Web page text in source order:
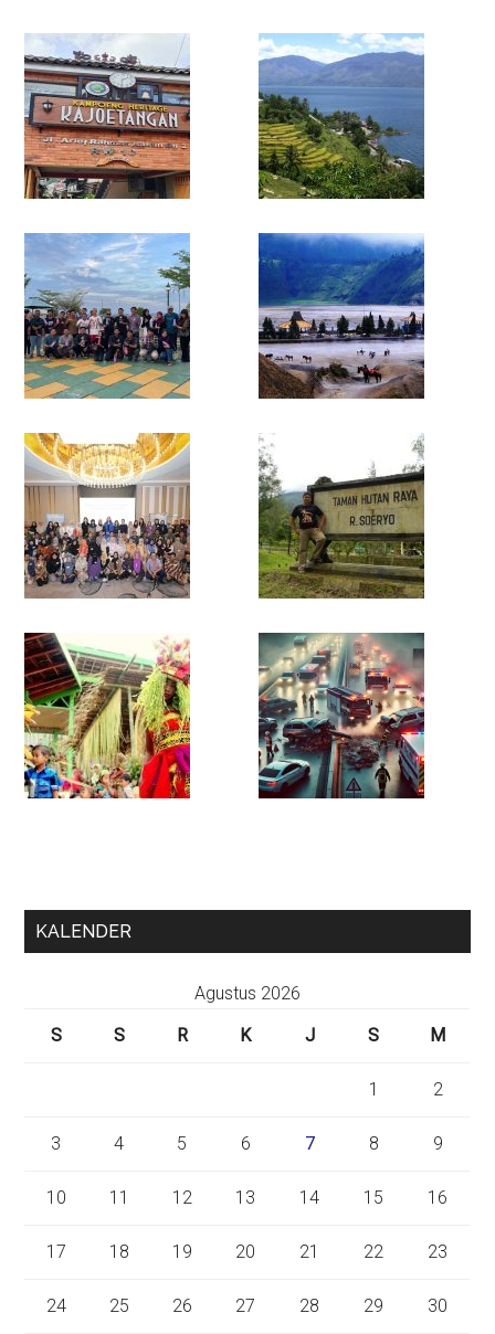
KALENDER
Agustus 2026
S
S R K J S M
1 2
3 4 5 6 7 8 9
10 11 12 13 14 15 16
17 18 19 20 21 22 23
24 25 26 27 28 29 30